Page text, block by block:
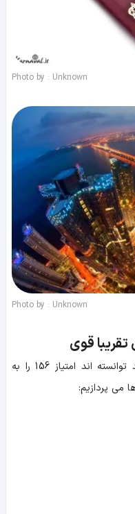
Photo by : Unknown
Photo by : Unknown
قوی
پاسپورت هایی که در این رده قرار دارند توانسته اند امتیاز 156 را به
می پردازیم: